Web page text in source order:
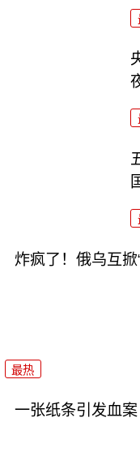
炸疯了！俄乌互
最热
一张纸条引发血案